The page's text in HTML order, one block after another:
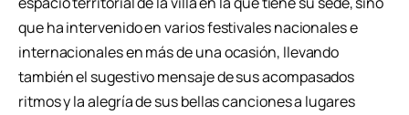
que ha intervenido en varios festivales nacionales e
internacionales en más de una ocasión, llevando
también el sugestivo mensaje de sus acompasados
ritmos y la alegría de sus bellas canciones a lugares